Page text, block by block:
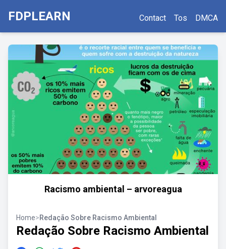
FDPLEARN Contact Tos DMCA
Racismo ambiental – arvoreagua
Home>Redação Sobre Racismo Ambiental
Redação Sobre Racismo Ambiental